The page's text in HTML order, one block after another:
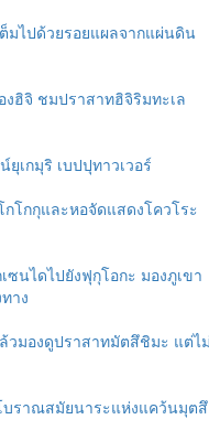
มไปด้วยรอยแผลจากแผ่นดิน
งฮิจิ ชมปราสาทฮิจิริมทะเล
เกมุริ เบปปุทาวเวอร์
โกกุและหอจัดแสดงโควโระ
ซนไดไปยังฟุกุโอกะ มองภูเขา
าง
วมองดูปราสาทมัตสึชิมะ แต่ไ
บราณสมัยนาระแห่งแคว้นมุตสึ